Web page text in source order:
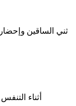
ثني الساقين
أثناء